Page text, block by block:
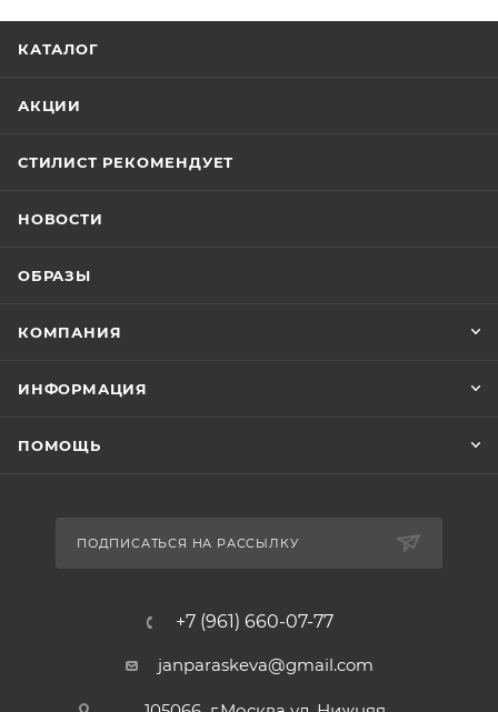
КАТАЛОГ
АКЦИИ
СТИЛИСТ РЕКОМЕНДУЕТ
НОВОСТИ
ОБРАЗЫ
КОМПАНИЯ
ИНФОРМАЦИЯ
ПОМОЩЬ
ПОДПИСАТЬСЯ НА РАССЫЛКУ
+7 (961) 660-07-77
janparaskeva@gmail.com